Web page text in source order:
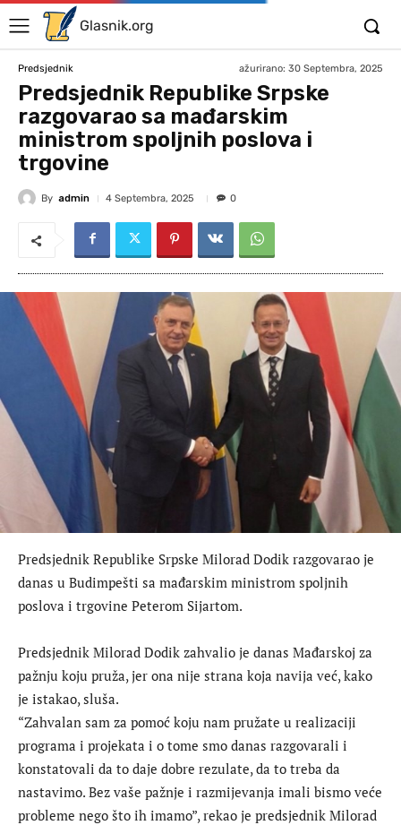
Glasnik.org
Predsjednik ažurirano: 30 Septembra, 2025
Predsjednik Republike Srpske
razgovarao sa mađarskim
ministrom spoljnih poslova i
trgovine
By admin 4 Septembra, 2025 0
Predsjednik Republike Srpske Milorad Dodik razgovarao je
danas u Budimpešti sa mađarskim ministrom spoljnih
poslova i trgovine Peterom Sijartom.
Predsjednik Milorad Dodik zahvalio je danas Mađarskoj za
pažnju koju pruža, jer ona nije strana koja navija već, kako
je istakao, sluša.
“Zahvalan sam za pomoć koju nam pružate u realizaciji
programa i projekata i o tome smo danas razgovarali i
konstatovali da to daje dobre rezulate, da to treba da
nastavimo. Bez vaše pažnje i razmijevanja imali bismo veće
probleme nego što ih imamo”, rekao je predsjednik Milorad